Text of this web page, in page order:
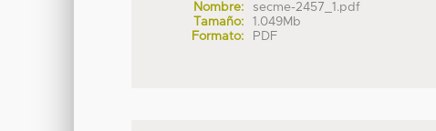
Nombre:
secme-2457_1.pdf
Tamaño:
1.049Mb
Formato:
PDF